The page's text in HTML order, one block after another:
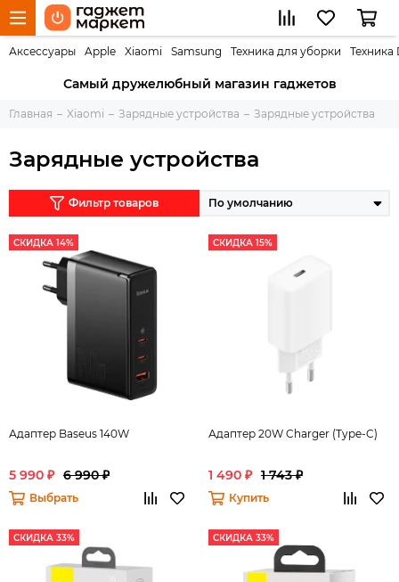
Аксессуары Apple Xiaomi Samsung Техника для уборки Техника
Самый дружелюбный магазин гаджетов
Главная Xiaomi Зарядные устройства Зарядные устройства
Зарядные устройства
Фильтр товаров
СКИДКА 14%
Адаптер Baseus 140W
5 990 ₽ 6 990 ₽
Выбрать
СКИДКА 15%
Адаптер 20W Charger (Type-C)
1 490 ₽ 1 743 ₽
Купить
СКИДКА 33% СКИДКА 33%